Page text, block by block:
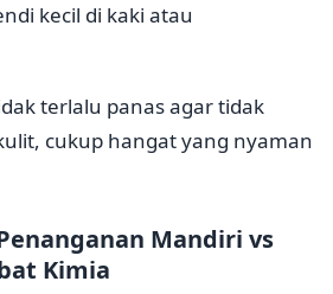
kecil di kaki atau
terlalu panas agar tidak
cukup hangat yang nyaman
Mandiri vs
Kimia